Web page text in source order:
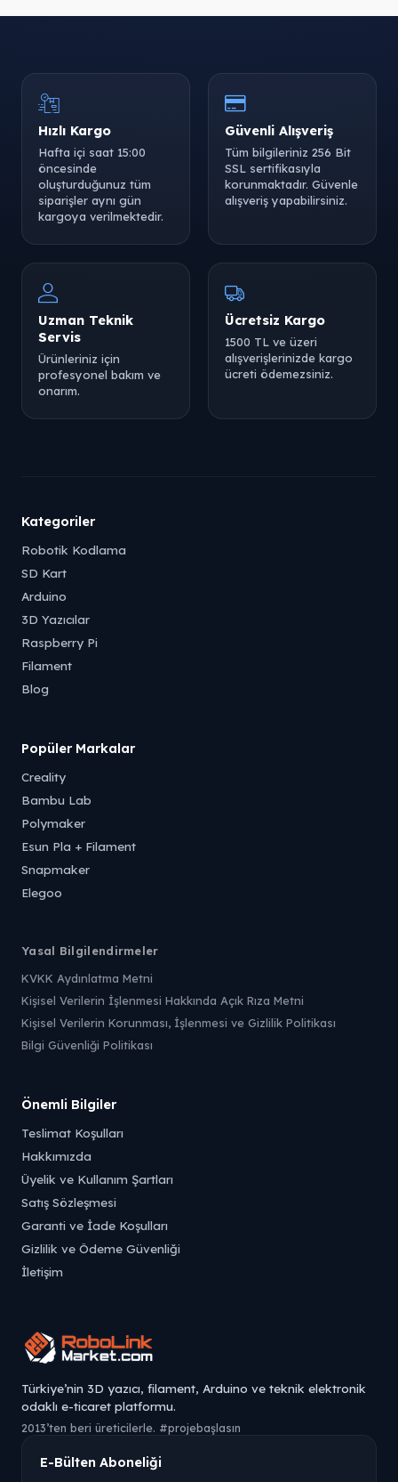
Hızlı Kargo
Hafta içi saat 15:00
öncesinde
oluşturduğunuz tüm
siparişler aynı gün
kargoya verilmektedir.
Güvenli Alışveriş
Tüm bilgileriniz 256 Bit
SSL sertifikasıyla
korunmaktadır. Güvenle
alışveriş yapabilirsiniz.
Uzman Teknik
Servis
Ürünleriniz için
profesyonel bakım ve
onarım.
Ücretsiz Kargo
1500 TL ve üzeri
alışverişlerinizde kargo
ücreti ödemezsiniz.
Kategoriler
Robotik Kodlama
SD Kart
Arduino
3D Yazıcılar
Raspberry Pi
Filament
Blog
Popüler Markalar
Creality
Bambu Lab
Polymaker
Esun Pla + Filament
Snapmaker
Elegoo
Yasal Bilgilendirmeler
KVKK Aydınlatma Metni
Kişisel Verilerin İşlenmesi Hakkında Açık Rıza Metni
Kişisel Verilerin Korunması, İşlenmesi ve Gizlilik Politikası
Bilgi Güvenliği Politikası
Önemli Bilgiler
Teslimat Koşulları
Hakkımızda
Üyelik ve Kullanım Şartları
Satış Sözleşmesi
Garanti ve İade Koşulları
Gizlilik ve Ödeme Güvenliği
İletişim
Türkiye’nin 3D yazıcı, filament, Arduino ve teknik elektronik
odaklı e-ticaret platformu.
2013’ten beri üreticilerle. #projebaşlasın
E-Bülten Aboneliği